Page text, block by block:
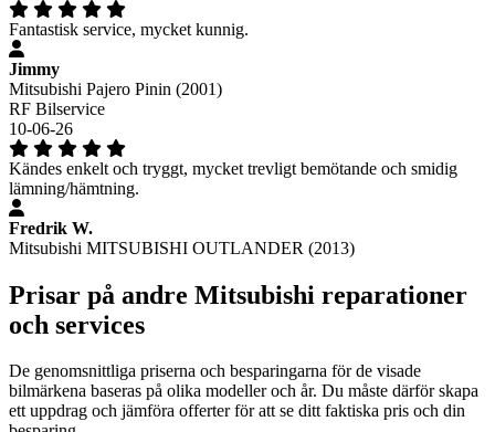
Fantastisk service, mycket kunnig.
Jimmy
Mitsubishi Pajero Pinin (2001)
RF Bilservice
10-06-26
Kändes enkelt och tryggt, mycket trevligt bemötande och smidig
lämning/hämtning.
Fredrik W.
Mitsubishi MITSUBISHI OUTLANDER (2013)
Prisar på andre Mitsubishi reparationer
och services
De genomsnittliga priserna och besparingarna för de visade
bilmärkena baseras på olika modeller och år. Du måste därför skapa
ett uppdrag och jämföra offerter för att se ditt faktiska pris och din